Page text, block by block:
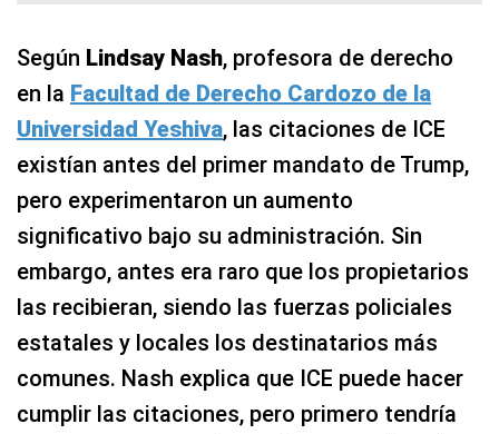
Según Lindsay Nash, profesora de derecho
en la Facultad de Derecho Cardozo de la
Universidad Yeshiva, las citaciones de ICE
existían antes del primer mandato de Trump,
pero experimentaron un aumento
significativo bajo su administración. Sin
embargo, antes era raro que los propietarios
las recibieran, siendo las fuerzas policiales
estatales y locales los destinatarios más
comunes. Nash explica que ICE puede hacer
cumplir las citaciones, pero primero tendría